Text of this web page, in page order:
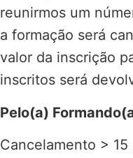
reunirmos um
a formação será
valor da inscrição
inscritos será
Pelo(a)
Cancelamento >